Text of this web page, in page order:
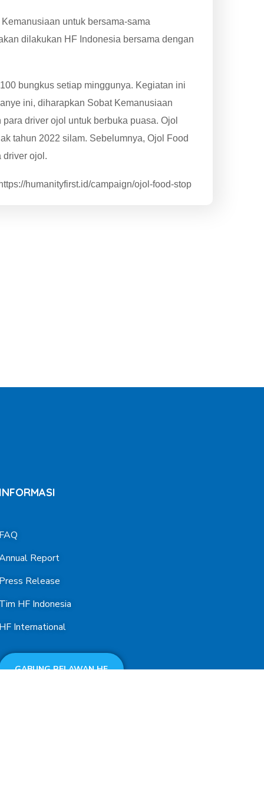
untuk bersama-sama
dilakukan HF Indonesia bersama dengan
bungkus setiap minggunya. Kegiatan ini
ini, diharapkan Sobat Kemanusiaan
driver ojol untuk berbuka puasa. Ojol
tahun 2022 silam. Sebelumnya, Ojol Food
driver ojol.
humanityfirst.id/campaign/ojol-food-stop
INFORMASI
FAQ
Report
Press Release
Tim HF Indonesia
HF International
GABUNG RELAWAN HF